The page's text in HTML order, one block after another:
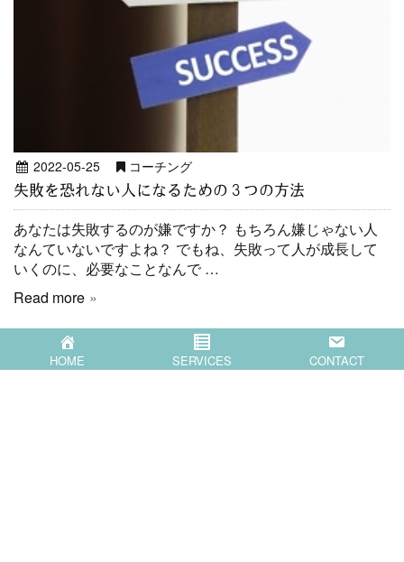
2022-05-25 コーチング
失敗を恐れない人になるための３つの方法
あなたは失敗するのが嫌ですか？ もちろん嫌じゃない人
なんていないですよね？ でもね、失敗って人が成長して
いくのに、必要なことなんで …
Read more
HOME SERVICES CONTACT